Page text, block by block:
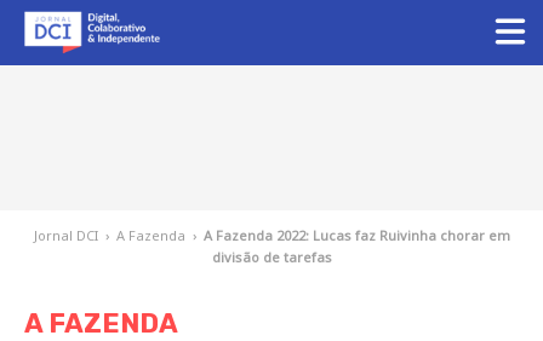
Jornal DCI › A Fazenda › A Fazenda 2022: Lucas faz Ruivinha chorar em
divisão de tarefas
A FAZENDA